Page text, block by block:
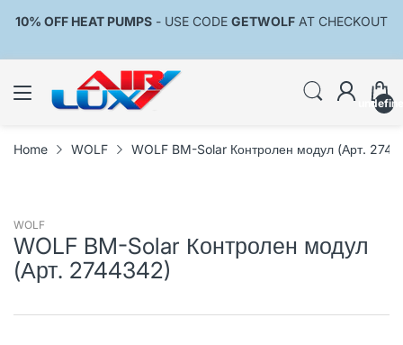
10% OFF HEAT PUMPS - USE CODE GETWOLF AT CHECKOUT
Home WOLF WOLF BM-Solar Контролен модул (Арт.
WOLF
WOLF BM-Solar Контролен модул
(Арт. 2744342)